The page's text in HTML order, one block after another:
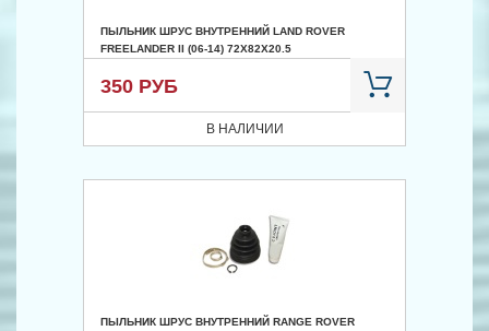
ПЫЛЬНИК ШРУС ВНУТРЕННИЙ LAND ROVER
FREELANDER II (06-14) 72X82X20.5
350 РУБ
В НАЛИЧИИ
ПЫЛЬНИК ШРУС ВНУТРЕННИЙ RANGE ROVER